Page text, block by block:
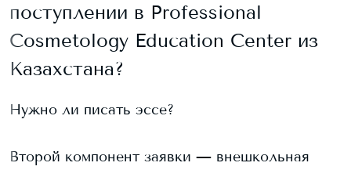
поступлении в Professional
Cosmetology Education Center из
Казахстана?
Нужно ли писать эссе?
Второй компонент заявки — внешкольная